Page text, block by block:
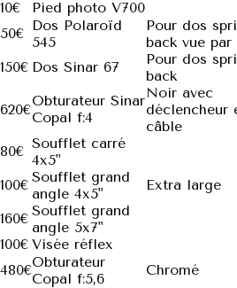
10€
Pied photo V700
50€ Dos Polaroïd
545
Pour dos
back vue par
150€ Dos Sinar 67
Pour dos
back
620€
Obturateur Sinar
Copal f:4
Noir avec
déclencheur
câble
80€ Soufflet carré
4x5"
100€ Soufflet grand
angle 4x5"
Extra large
160€ Soufflet grand
angle 5x7"
100€ Visée réflex
480€Obturateur
Copal f:5,6
Chromé